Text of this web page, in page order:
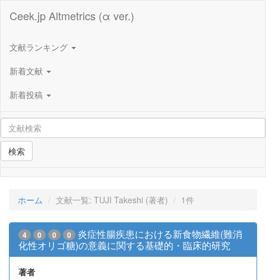
Ceek.jp Altmetrics (α ver.)
文献ランキング
新着文献
新着投稿
検索
ホーム 文献一覧: TUJI Takeshi (著者) 1件
4 0 0 0
炎症性腸疾患における新食物繊維(難消
化性オリゴ糖)の意義に関する基礎的・臨床的研究
著者